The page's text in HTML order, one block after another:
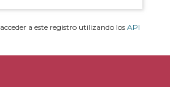
a este registro utilizando los API